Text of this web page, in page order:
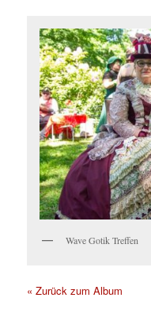
Wave Gotik Treffen
« Zurück zum Album